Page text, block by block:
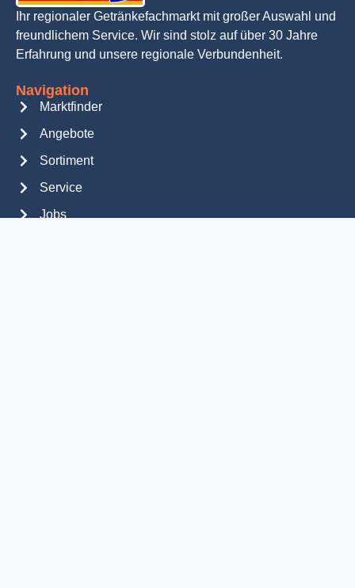
Ihr regionaler Getränkefachmarkt mit großer Auswahl und
freundlichem Service. Wir sind stolz auf über 30 Jahre
Erfahrung und unsere regionale Verbundenheit.
Navigation
Marktfinder
Angebote
Sortiment
Service
Jobs